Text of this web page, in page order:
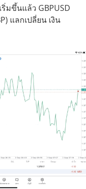
ริ่มขึ้นแล้ว GBPUSD
แลกเปลี่ยน เงิน